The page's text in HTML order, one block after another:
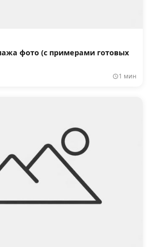
фото (с примерами готовых
1 мин